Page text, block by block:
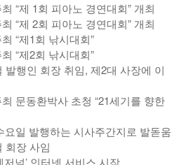
“제 1회 피아노 경연대회” 개최
“제 2회 피아노 경연대회” 개최
“제1회 낚시대회”
“제2회 낚시대회”
인 회장 취임, 제2대 사장에 이
문동환박사 초청 “21세기를 향한
요일 발행하는 시사주간지로 발돋움
장 사임
널’ 인터넷 서비스 시작